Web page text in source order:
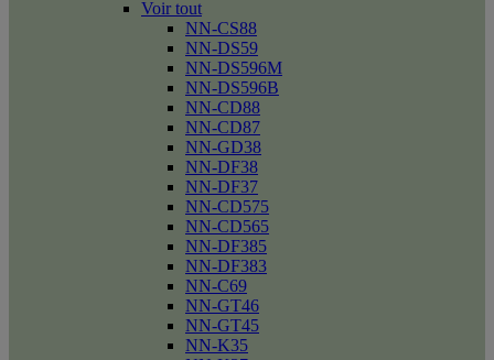
Voir tout
NN-CS88
NN-DS59
NN-DS596M
NN-DS596B
NN-CD88
NN-CD87
NN-GD38
NN-DF38
NN-DF37
NN-CD575
NN-CD565
NN-DF385
NN-DF383
NN-C69
NN-GT46
NN-GT45
NN-K35